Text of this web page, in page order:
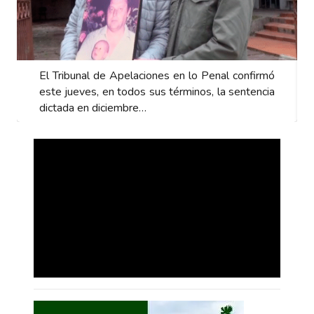
en lo Penal confirmó
términos, la sentencia
El Tribunal de Apelaciones en
este jueves, en todos sus